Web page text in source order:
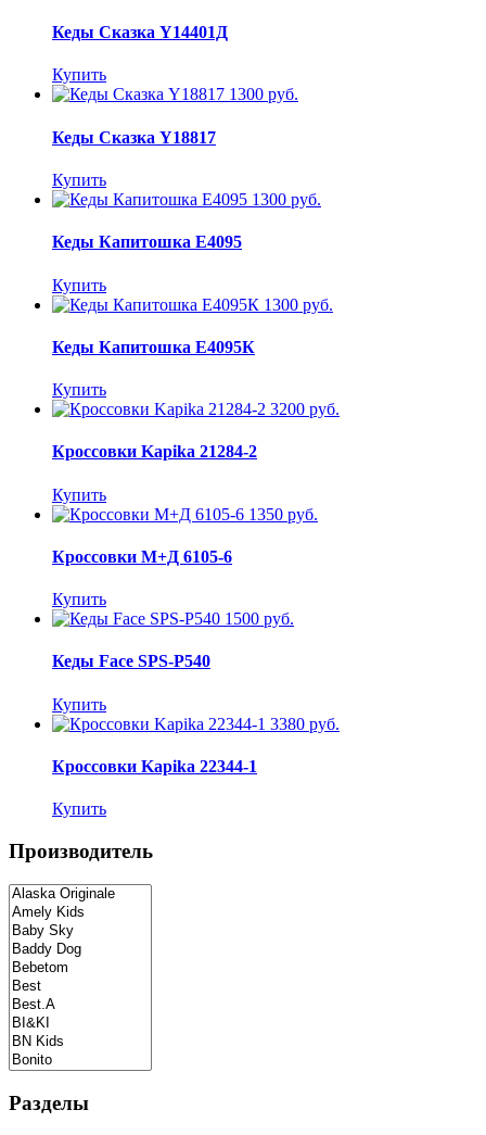
Кеды Сказка Y14401Д
Купить
1300 руб.
Кеды Сказка Y18817
Купить
1300 руб.
Кеды Капитошка E4095
Купить
1300 руб.
Кеды Капитошка E4095К
Купить
3200 руб.
Кроссовки Kapika 21284-2
Купить
1350 руб.
Кроссовки М+Д 6105-6
Купить
1500 руб.
Кеды Face SPS-P540
Купить
3380 руб.
Кроссовки Kapika 22344-1
Купить
Производитель
Разделы